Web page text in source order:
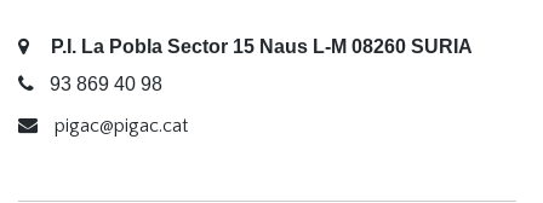
P.I. La Pobla Sector 15 Naus L-M 08260 SURIA
93 869 40 98
pigac@pigac.cat